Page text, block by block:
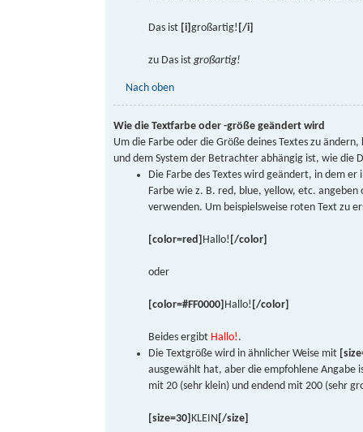
Das ist [i]großartig! [/i]
zu Das istgroßartig!
Nach oben
Wie die Textfarbe oder -größe geändert wird
Um die Farbe oder die Größe deines Textes zu
und dem System der Betrachter abhängig ist, wie die
Die Farbe des Textes wird geändert, in dem er
Farbe wie z. B. red, blue, yellow, etc.
verwenden. Um beispielsweise roten Text zu
[color=red] Hallo! [/color]
oder
[color=#FF0000] Hallo! [/color]
Beides ergibt Hallo! .
Die Textgröße wird in ähnlicher Weise mit
ausgewählt hat, aber die empfohlene Angabe
mit 20 (sehr klein) und endend mit 200 (sehr
[size=30] KLEIN [/size]